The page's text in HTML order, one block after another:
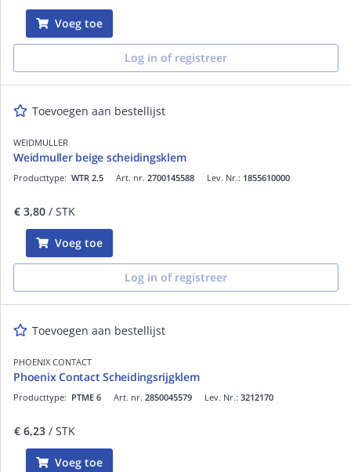
Voeg toe
Log in of registreer
Toevoegen aan bestellijst
WEIDMULLER
Weidmuller beige scheidingsklem
Art. nr. 2700145588
Producttype: WTR 2.5 Lev. Nr.: 1855610000
€ 3,80 / STK
Voeg toe
Log in of registreer
Toevoegen aan bestellijst
PHOENIX CONTACT
Phoenix Contact Scheidingsrijgklem
Art. nr. 2850045579
Producttype: PTME 6 Lev. Nr.: 3212170
€ 6,23 / STK
Voeg toe